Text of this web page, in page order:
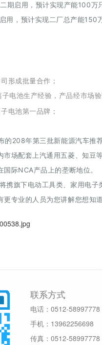
用，预计实现产能100万只
预计实现二厂总产能150万
形成批量合作；
电池生产经验，产品经市场
电池第一品牌；
的208年第三批新能源汽车推
市场配套上汽通用五菱、知豆
际NCA产品上的垄断地位。
携旗下电动工具类、家用电
专业的人员为您讲解您想知
联系方式
电话：0512-58997778
手机：13962256698
传真：0512-58997778